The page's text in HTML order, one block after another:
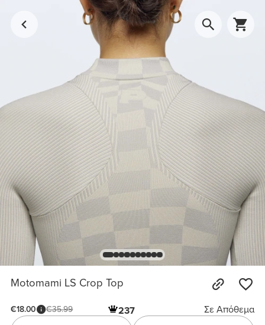
Motomami LS Crop Top
€18.00 €35.99 237
Σε Απόθεμα